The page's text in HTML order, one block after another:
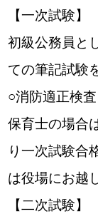
【一次試験
初級公務員と
ての筆記試験
○消防適正検査
保育士の場合
り一次試験合
は役場にお越
【二次試験